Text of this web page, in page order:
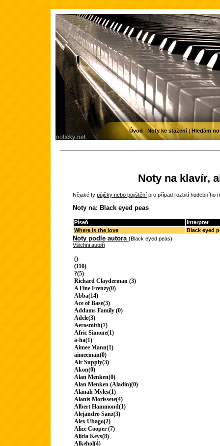
Noty na klavír,
Nějaké ty půjčky nebo pojištění pro případ rozbití hudebního
Noty na: Black eyed peas
Píseň
Interpret
Where is the love
Black eyed
Noty podle autora (Black eyed peas)
Všichni autoři
()
(110)
?(5)
Richard Clayderman (3)
A Fine Frenzy(0)
Abba(14)
Ace of Base(3)
Addams Family (0)
Adele(3)
Aerosmith(7)
Afric Simone(1)
a-ha(1)
Aimee Mann(1)
aimeeman(0)
Air Supply(3)
Akon(0)
Alan Menken(0)
Alan Menken (Aladin)(0)
Alanah Myles(1)
Alanis Morissete(4)
Albert Hammond(1)
Alejandro Sanz(3)
Alex Ubago(2)
Alice Cooper (7)
Alicia Keys(8)
Alkehol(4)
Úvod | Noty ke stažení| Hledám